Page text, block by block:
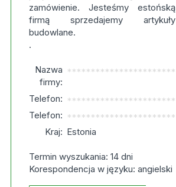
zamówienie. Jesteśmy estońską
firmą sprzedajemy artykuły
budowlane.
.
Nazwa
firmy:
***********************
Telefon: ***********************
Telefon: ***********************
Kraj: Estonia
Termin wyszukania: 14 dni
Korespondencja w języku: angielski